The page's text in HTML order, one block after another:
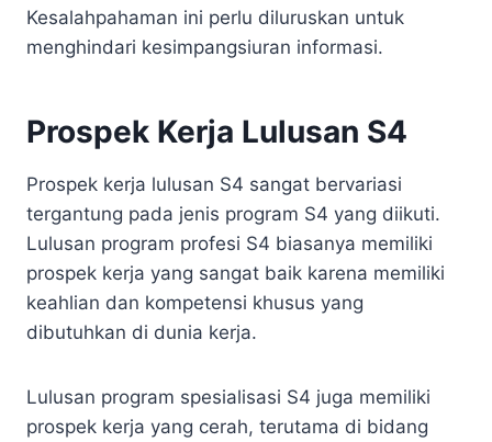
Kesalahpahaman ini perlu diluruskan untuk
menghindari kesimpangsiuran informasi.
Prospek Kerja Lulusan S4
Prospek kerja lulusan S4 sangat bervariasi
tergantung pada jenis program S4 yang diikuti.
Lulusan program profesi S4 biasanya memiliki
prospek kerja yang sangat baik karena memiliki
keahlian dan kompetensi khusus yang
dibutuhkan di dunia kerja.
Lulusan program spesialisasi S4 juga memiliki
prospek kerja yang cerah, terutama di bidang